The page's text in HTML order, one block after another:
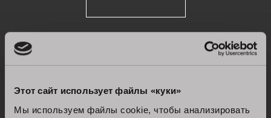
Этот сайт использует файлы «куки»
Мы используем файлы cookie, чтобы анализировать